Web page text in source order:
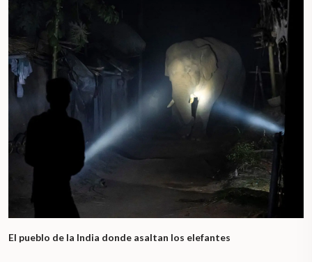
El pueblo de la India donde asaltan los elefantes